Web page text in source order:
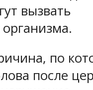
вызвать
по
после